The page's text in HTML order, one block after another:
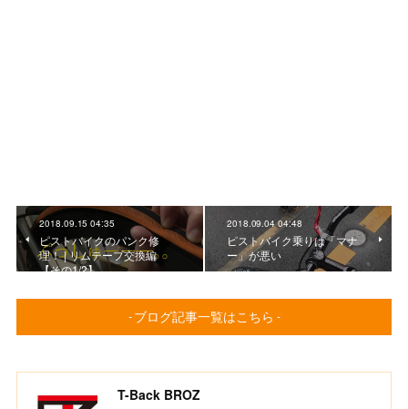
2018.09.15 04:35
ピストバイクのパンク修
理！ | リムテープ交換編
【その1/2】
2018.09.04 04:48
ピストバイク乗りは「マナ
ー」が悪い
- ブログ記事一覧はこちら -
T-Back BROZ